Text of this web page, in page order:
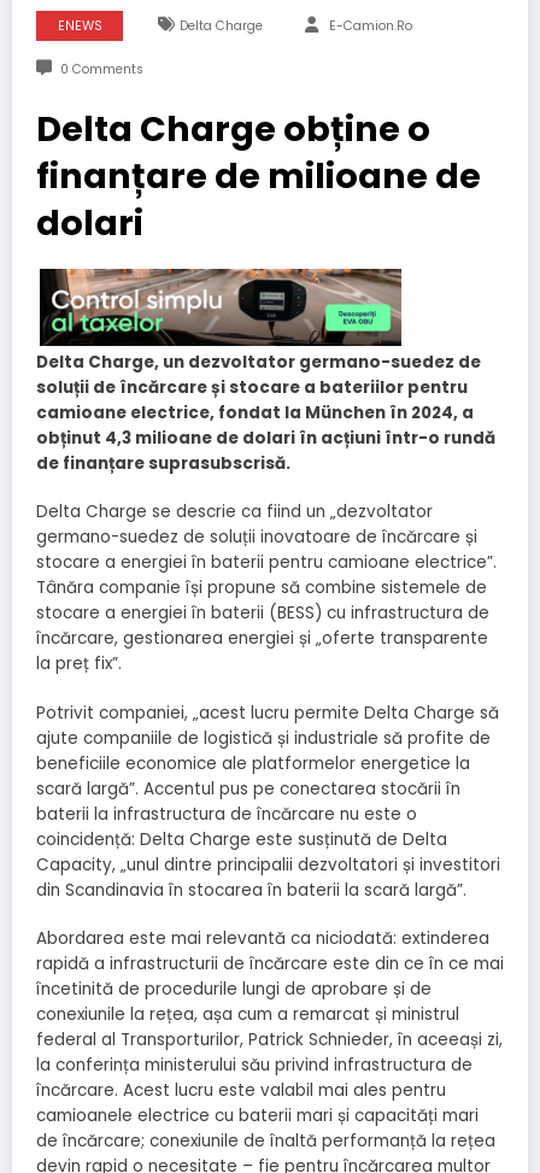
ENEWS Delta Charge E-Camion.ro
0 Comments
Delta Charge obține o
finanțare de milioane de
dolari
Delta Charge, un dezvoltator germano-suedez de
soluții de încărcare și stocare a bateriilor pentru
camioane electrice, fondat la München în 2024, a
obținut 4,3 milioane de dolari în acțiuni într-o rundă
de finanțare suprasubscrisă.
Delta Charge se descrie ca fiind un „dezvoltator
germano-suedez de soluții inovatoare de încărcare și
stocare a energiei în baterii pentru camioane electrice”.
Tânăra companie își propune să combine sistemele de
stocare a energiei în baterii (BESS) cu infrastructura de
încărcare, gestionarea energiei și „oferte transparente
la preț fix”.
Potrivit companiei, „acest lucru permite Delta Charge să
ajute companiile de logistică și industriale să profite de
beneficiile economice ale platformelor energetice la
scară largă”. Accentul pus pe conectarea stocării în
baterii la infrastructura de încărcare nu este o
coincidență: Delta Charge este susținută de Delta
Capacity, „unul dintre principalii dezvoltatori și investitori
din Scandinavia în stocarea în baterii la scară largă”.
Abordarea este mai relevantă ca niciodată: extinderea
rapidă a infrastructurii de încărcare este din ce în ce mai
încetinită de procedurile lungi de aprobare și de
conexiunile la rețea, așa cum a remarcat și ministrul
federal al Transporturilor, Patrick Schnieder, în aceeași zi,
la conferința ministerului său privind infrastructura de
încărcare. Acest lucru este valabil mai ales pentru
camioanele electrice cu baterii mari și capacități mari
de încărcare; conexiunile de înaltă performanță la rețea
devin rapid o necesitate – fie pentru încărcarea multor